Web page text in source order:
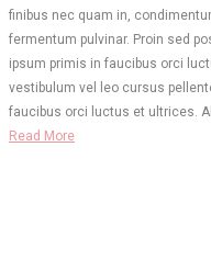
finibus nec quam in,
fermentum pulvinar. Proin sed
ipsum primis in faucibus orci
vestibulum vel leo cursus
faucibus orci luctus et ultrices.
Read More